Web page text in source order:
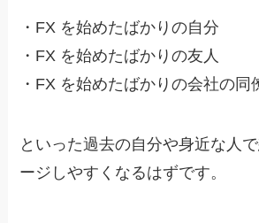
・ FX を始めたばかりの自分
・ FX を始めたばかりの友人
・ FX を始めたばかりの会社の同
といった過去の自分や身近な人
ージしやすくなるはずです。